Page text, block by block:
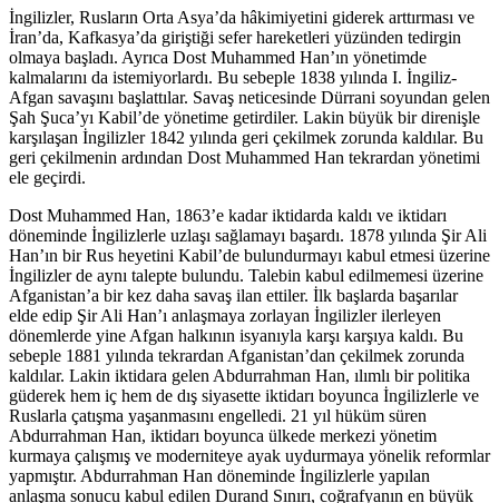
İngilizler, Rusların Orta Asya’da hâkimiyetini giderek arttırması ve
İran’da, Kafkasya’da giriştiği sefer hareketleri yüzünden tedirgin
olmaya başladı. Ayrıca Dost Muhammed Han’ın yönetimde
kalmalarını da istemiyorlardı. Bu sebeple 1838 yılında I. İngiliz-
Afgan savaşını başlattılar. Savaş neticesinde Dürrani soyundan gelen
Şah Şuca’yı Kabil’de yönetime getirdiler. Lakin büyük bir direnişle
karşılaşan İngilizler 1842 yılında geri çekilmek zorunda kaldılar. Bu
geri çekilmenin ardından Dost Muhammed Han tekrardan yönetimi
ele geçirdi.
Dost Muhammed Han, 1863’e kadar iktidarda kaldı ve iktidarı
döneminde İngilizlerle uzlaşı sağlamayı başardı. 1878 yılında Şir Ali
Han’ın bir Rus heyetini Kabil’de bulundurmayı kabul etmesi üzerine
İngilizler de aynı talepte bulundu. Talebin kabul edilmemesi üzerine
Afganistan’a bir kez daha savaş ilan ettiler. İlk başlarda başarılar
elde edip Şir Ali Han’ı anlaşmaya zorlayan İngilizler ilerleyen
dönemlerde yine Afgan halkının isyanıyla karşı karşıya kaldı. Bu
sebeple 1881 yılında tekrardan Afganistan’dan çekilmek zorunda
kaldılar. Lakin iktidara gelen Abdurrahman Han, ılımlı bir politika
güderek hem iç hem de dış siyasette iktidarı boyunca İngilizlerle ve
Ruslarla çatışma yaşanmasını engelledi. 21 yıl hüküm süren
Abdurrahman Han, iktidarı boyunca ülkede merkezi yönetim
kurmaya çalışmış ve moderniteye ayak uydurmaya yönelik reformlar
yapmıştır. Abdurrahman Han döneminde İngilizlerle yapılan
anlaşma sonucu kabul edilen Durand Sınırı, coğrafyanın en büyük